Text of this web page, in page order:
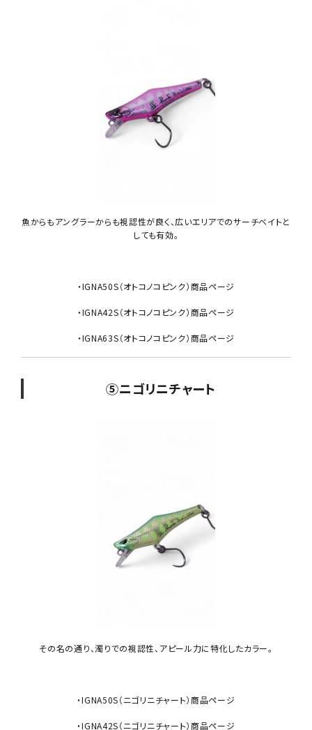
魚からもアングラーからも視認性が良く、広いエリアでのサーチベイトと
しても有効。
・IGNA50S（オトコノコピンク）商品ページ
・IGNA42S（オトコノコピンク）商品ページ
・IGNA63S（オトコノコピンク）商品ページ
⑤ニゴリニチャート
その名の通り、濁りでの視認性、アピール力に特化したカラー。
・IGNA50S（ニゴリニチャート）商品ページ
・IGNA42S（ニゴリニチャート）商品ページ